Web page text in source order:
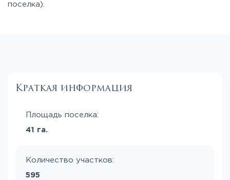
поселка).
Краткая информация
Площадь поселка:
41 га.
Количество участков:
595